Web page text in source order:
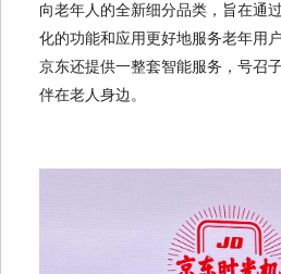
向老年人的全新细分品类，旨在通
化的功能和应用更好地服务老年用
京东还提供一整套智能服务，号召
伴在老人身边。